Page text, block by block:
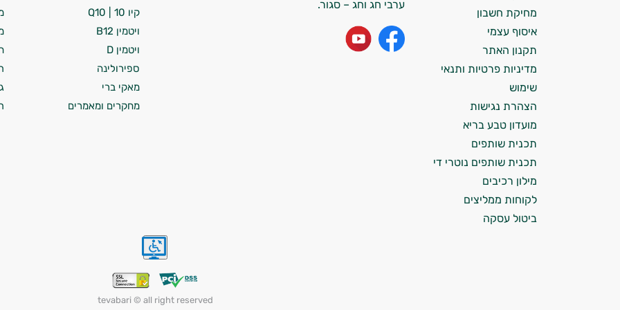
ערבי חג וחג – סגור.
מחיקת חשבון
איסוף עצמי
תקנון האתר
מדיניות פרטיות ותנאי
שימוש
הצהרת נגישות
מועדון טבע בריא
תכנית שותפים
תכנית שותפים נוטרי די
מילון רכיבים
לקוחות ממליצים
ביטול עסקה
קיו 10 | Q10
ויטמין B12
ויטמין D
ספירולינה
מאקי ברי
מחקרים ומאמרים
tevabari © all right reserved
התזונה ומוצרי הבריאות המדויקים למטרות
ולמצב הגופני שלך, ולהסביר לך אילו רכיבים
עובדים יחד כדי למקסם תוצאות גם בחיי היום
המטרה שלי היא להתאים עבורך המלצות
אישיות מבוססות מדעית.